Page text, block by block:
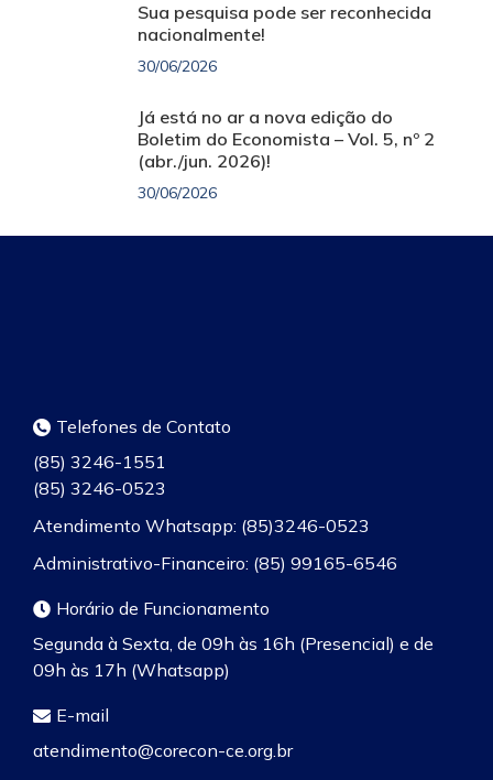
Sua pesquisa pode ser reconhecida
nacionalmente!
30/06/2026
Já está no ar a nova edição do
Boletim do Economista – Vol. 5, nº 2
(abr./jun. 2026)!
30/06/2026
Telefones de Contato
(85) 3246-1551
(85) 3246-0523
Atendimento Whatsapp: (85)3246-0523
Administrativo-Financeiro: (85) 99165-6546
Horário de Funcionamento
Segunda à Sexta, de 09h às 16h (Presencial) e de
09h às 17h (Whatsapp)
E-mail
atendimento@corecon-ce.org.br